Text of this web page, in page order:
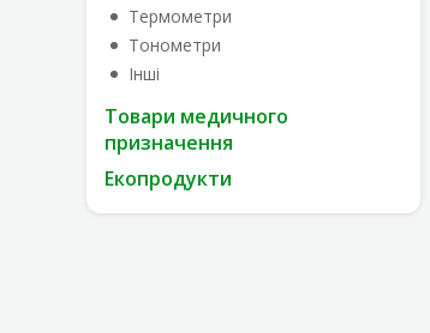
Термометри
Тонометри
Інші
Товари медичного
призначення
Екопродукти